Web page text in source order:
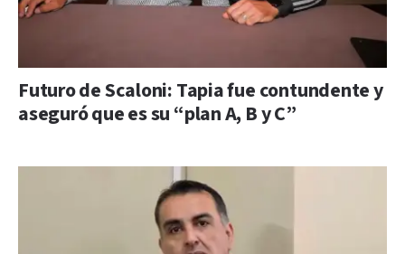
Futuro de Scaloni: Tapia fue contundente y
aseguró que es su “plan A, B y C”